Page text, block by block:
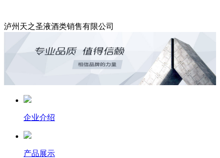
泸州天之圣液酒类销售有限公司
企业介绍
产品展示